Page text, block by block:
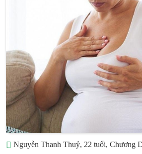
Nguyễn Thanh Thuỷ, 22 tuổi, Chương